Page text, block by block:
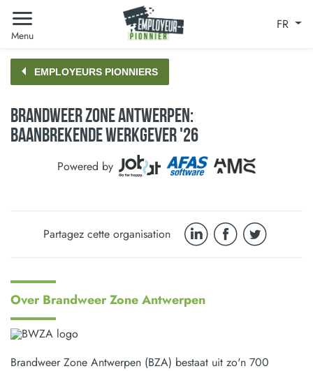
Menu
FR
EMPLOYEURS PIONNIERS
Brandweer Zone Antwerpen:
Baanbrekende Werkgever '26
Powered by
Partagez cette organisation
Over Brandweer Zone Antwerpen
Brandweer Zone Antwerpen (BZA) bestaat uit zo'n 700